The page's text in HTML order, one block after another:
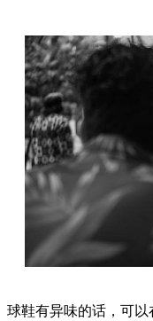
球鞋有异味的话，可